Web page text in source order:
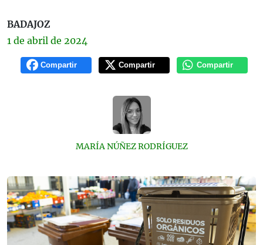
BADAJOZ
1 de abril de 2024
Compartir Compartir Compartir
MARÍA NÚÑEZ RODRÍGUEZ